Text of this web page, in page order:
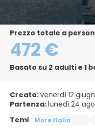
Prezzo totale a
472 €
Basato su 2 adulti e 1
Creato:venerdì 12
Partenza:lunedì 24
Temi
Mare Italia